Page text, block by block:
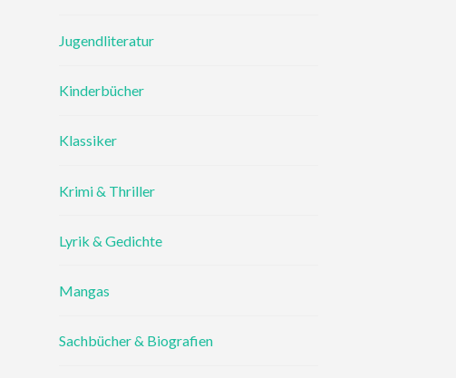
Jugendliteratur
Kinderbücher
Klassiker
Krimi & Thriller
Lyrik & Gedichte
Mangas
Sachbücher & Biografien